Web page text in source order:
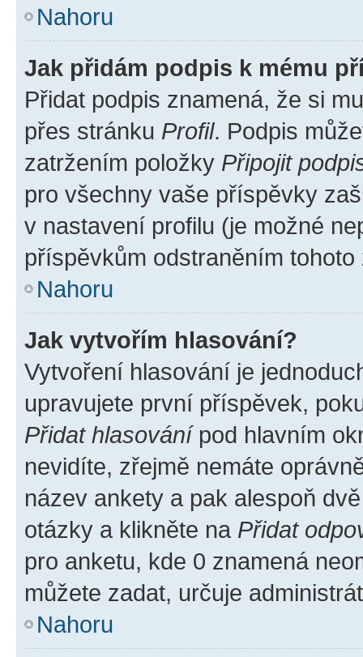
Nahoru
Jak přidám podpis k mému
Přidat podpis znamená, že si
přes stránku Profil. Podpis
zatržením položky Připojit
pro všechny vaše příspěvky
v nastavení profilu (je možné
příspěvkům odstraněním
Nahoru
Jak vytvořím hlasování?
Vytvoření hlasování je
upravujete první příspěvek,
Přidat hlasovánípod hlavním
nevidíte, zřejmě nemáte
název ankety a pak alespoň
otázky a klikněte na Přidat
pro anketu, kde 0 znamená
můžete zadat, určuje
Nahoru